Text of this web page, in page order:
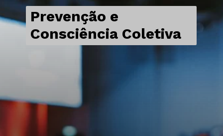
Prevenção e
Consciência Coletiva